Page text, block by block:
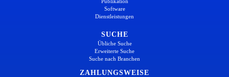
Software
Dienstleistungen
SUCHE
Übliche Suche
Erweiterte Suche
Suche nach Branchen
ZAHLUNGSWEISE